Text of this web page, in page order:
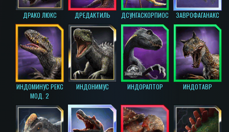
ДРАКО ЛЮКС ДРЕДАКТИЛЬ ДСУНГАСКОРПИОС ЗАВРОФАГАНАКС
ИНДОМИНУС РЕКС
МОД. 2
ИНДОНИМУС ИНДОРАПТОР ИНДОТАВР